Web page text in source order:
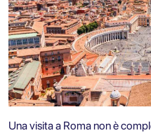
Una visita a Roma non è